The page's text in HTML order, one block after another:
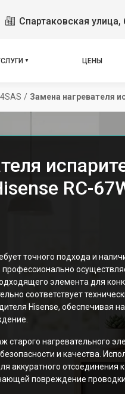
Спартаковская улица,
ЦЕНЫ
/ Замена нагревателя
RС-
точного подхода и
элемента для
соответствует
Hisense, обеспечивая
нагревательного
и качества.
аккуратного отсоединения
повреждение